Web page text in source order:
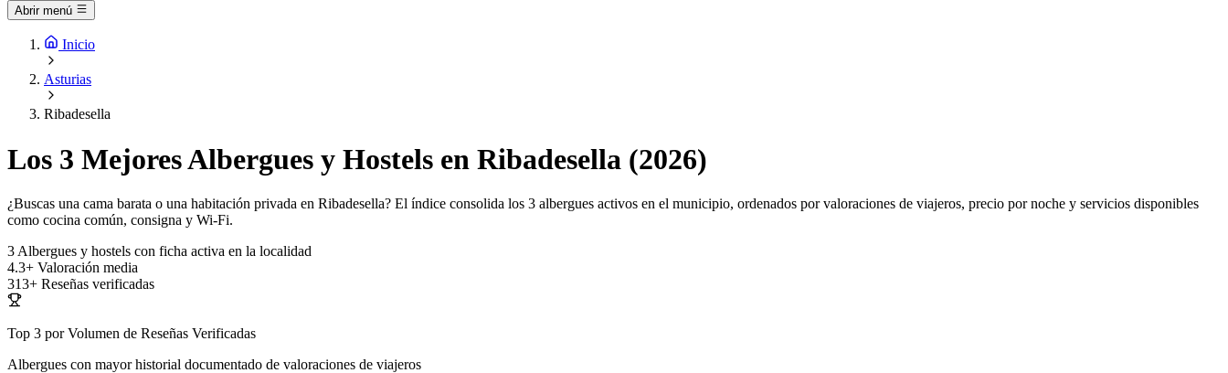
Abrir menú
Inicio
Asturias
Ribadesella
Los 3 Mejores Albergues y Hostels en Ribadesella (2026)
¿Buscas una cama barata o una habitación privada en Ribadesella? El índice consolida los 3 albergues activos en el municipio, ordenados por valoraciones de viajeros, precio por noche y servicios disponibles
como cocina común, consigna y Wi-Fi.
3 Albergues y hostels con ficha activa en la localidad
4.3+ Valoración media
313+ Reseñas verificadas
Top 3 por Volumen de Reseñas Verificadas
Albergues con mayor historial documentado de valoraciones de viajeros